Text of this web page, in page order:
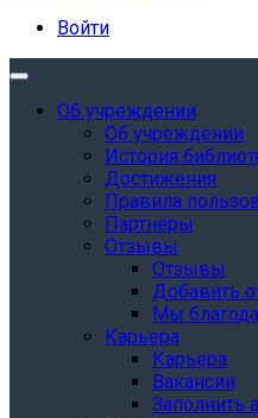
Войти
Об учреждении
Об учреждении
История
Достижения
Правила
Партнёры
Отзывы
Отзывы
Добавить
Мы
Карьера
Карьера
Вакансии
Заполнить